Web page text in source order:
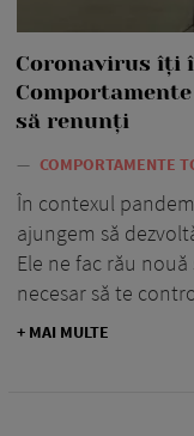
Coronavirus îți
să renunți
— COMPORTAMENTE
În contexul
ajungem să
Ele ne fac rău
necesar să te
+ MAI MULTE